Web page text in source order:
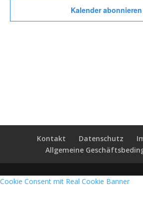
Kalender abonnieren
Kontakt Datenschutz
Allgemeine
Cookie Consent mit Real Cookie Banner